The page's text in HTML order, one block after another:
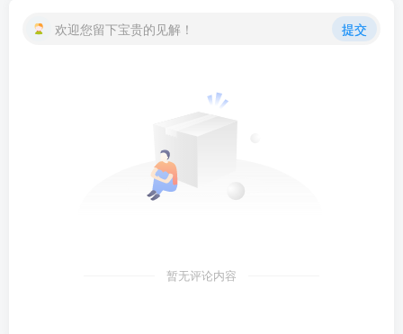
欢迎您留下宝贵的见解！ 提交
暂无评论内容